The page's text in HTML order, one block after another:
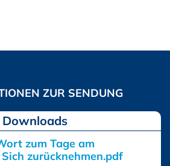
Downloads
zum Tage am
zurücknehmen.pdf